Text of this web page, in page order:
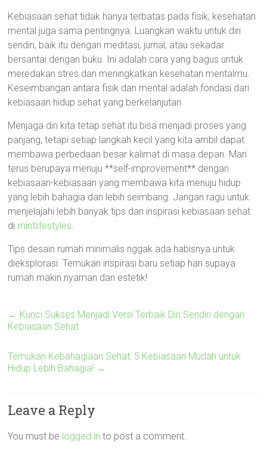
Kebiasaan sehat tidak hanya terbatas pada fisik; kesehatan
mental juga sama pentingnya. Luangkan waktu untuk diri
sendiri, baik itu dengan meditasi, jurnal, atau sekadar
bersantai dengan buku. Ini adalah cara yang bagus untuk
meredakan stres dan meningkatkan kesehatan mentalmu.
Keseimbangan antara fisik dan mental adalah fondasi dari
kebiasaan hidup sehat yang berkelanjutan.
Menjaga diri kita tetap sehat itu bisa menjadi proses yang
panjang, tetapi setiap langkah kecil yang kita ambil dapat
membawa perbedaan besar kalimat di masa depan. Mari
terus berupaya menuju **self-improvement** dengan
kebiasaan-kebiasaan yang membawa kita menuju hidup
yang lebih bahagia dan lebih seimbang. Jangan ragu untuk
menjelajahi lebih banyak tips dan inspirasi kebiasaan sehat
di mintlifestyles.
Tips desain rumah minimalis nggak ada habisnya untuk
dieksplorasi. Temukan inspirasi baru setiap hari supaya
rumah makin nyaman dan estetik!
← Kunci Sukses Menjadi Versi Terbaik Diri Sendiri dengan
Kebiasaan Sehat
Temukan Kebahagiaan Sehat: 5 Kebiasaan Mudah untuk
Hidup Lebih Bahagia! →
Leave a Reply
You must be logged in to post a comment.